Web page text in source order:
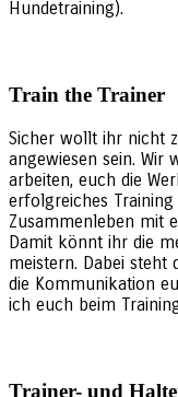
Hundetraining).
Train the Trainer
Sicher wollt ihr nicht
angewiesen sein. Wir
arbeiten, euch die
erfolgreiches
Zusammenleben mit
Damit könnt ihr die
meistern. Dabei steht
die Kommunikation
ich euch beim
Trainer- und